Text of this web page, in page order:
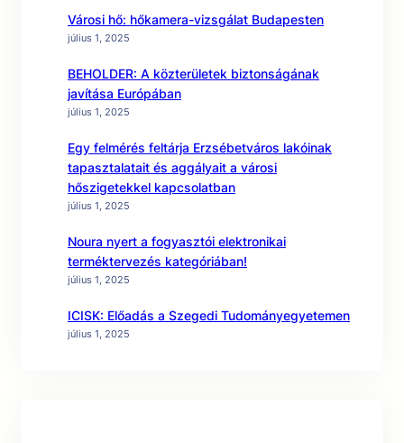
Városi hő: hőkamera-vizsgálat Budapesten
július 1, 2025
BEHOLDER: A közterületek biztonságának
javítása Európában
július 1, 2025
Egy felmérés feltárja Erzsébetváros lakóinak
tapasztalatait és aggályait a városi
hőszigetekkel kapcsolatban
július 1, 2025
Noura nyert a fogyasztói elektronikai
terméktervezés kategóriában!
július 1, 2025
ICISK: Előadás a Szegedi Tudományegyetemen
július 1, 2025